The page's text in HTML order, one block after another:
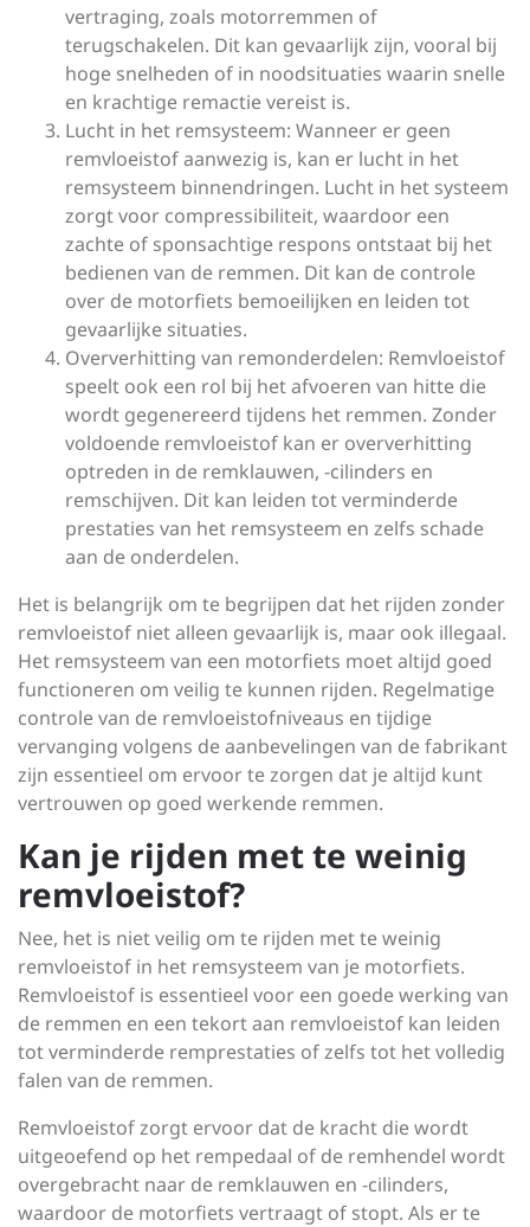
vertraging, zoals motorremmen of
terugschakelen. Dit kan gevaarlijk zijn, vooral bij
hoge snelheden of in noodsituaties waarin snelle
en krachtige remactie vereist is.
Lucht in het remsysteem: Wanneer er geen
remvloeistof aanwezig is, kan er lucht in het
remsysteem binnendringen. Lucht in het systeem
zorgt voor compressibiliteit, waardoor een
zachte of sponsachtige respons ontstaat bij het
bedienen van de remmen. Dit kan de controle
over de motorfiets bemoeilijken en leiden tot
gevaarlijke situaties.
Oververhitting van remonderdelen: Remvloeistof
speelt ook een rol bij het afvoeren van hitte die
wordt gegenereerd tijdens het remmen. Zonder
voldoende remvloeistof kan er oververhitting
optreden in de remklauwen, -cilinders en
remschijven. Dit kan leiden tot verminderde
prestaties van het remsysteem en zelfs schade
aan de onderdelen.
Het is belangrijk om te begrijpen dat het rijden zonder
remvloeistof niet alleen gevaarlijk is, maar ook illegaal.
Het remsysteem van een motorfiets moet altijd goed
functioneren om veilig te kunnen rijden. Regelmatige
controle van de remvloeistofniveaus en tijdige
vervanging volgens de aanbevelingen van de fabrikant
zijn essentieel om ervoor te zorgen dat je altijd kunt
vertrouwen op goed werkende remmen.
Kan je rijden met te weinig
remvloeistof?
Nee, het is niet veilig om te rijden met te weinig
remvloeistof in het remsysteem van je motorfiets.
Remvloeistof is essentieel voor een goede werking van
de remmen en een tekort aan remvloeistof kan leiden
tot verminderde remprestaties of zelfs tot het volledig
falen van de remmen.
Remvloeistof zorgt ervoor dat de kracht die wordt
uitgeoefend op het rempedaal of de remhendel wordt
overgebracht naar de remklauwen en -cilinders,
waardoor de motorfiets vertraagt of stopt. Als er te